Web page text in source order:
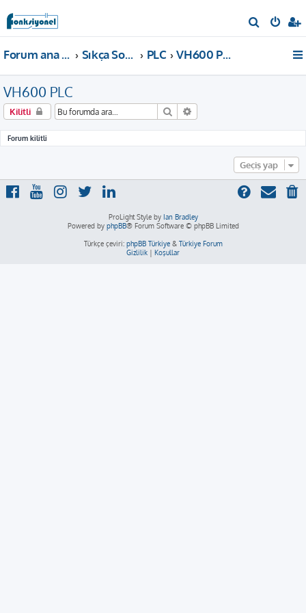
r
Forum ana sayfa Sıkça Sorulan Sorular PLC VH600 PLC
VH600 PLC
Kilitli Ara
Forum kilitli
Geçiş yap
ProLight Style by Ian Bradley
Powered by phpBB® Forum Software © phpBB Limited
Türkçe çeviri: phpBB Türkiye& Türkiye Forum
Gizlilik | Koşullar